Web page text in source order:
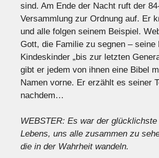
sind. Am Ende der Nacht ruft der
Versammlung zur Ordnung auf. Er
und alle folgen seinem Beispiel.
Gott, die Familie zu segnen – seine
Kindeskinder „bis zur letzten
gibt er jedem von ihnen eine Bibel
Namen vorne. Er erzählt es seiner
nachdem…
WEBSTER: Es war der glücklichste
Lebens, uns alle zusammen zu
die in der Wahrheit wandeln.